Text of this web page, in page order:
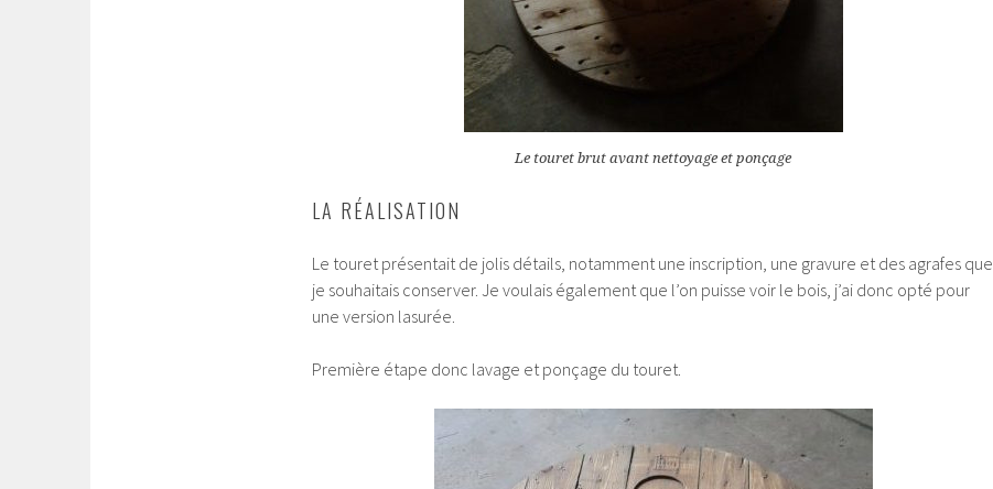
Le touret brut avant nettoyage et ponçage
LA RÉALISATION
Le touret présentait de jolis détails, notamment une inscription, une gravure et des agrafes que
je souhaitais conserver. Je voulais également que l’on puisse voir le bois, j’ai donc opté pour
une version lasurée.
Première étape donc lavage et ponçage du touret.